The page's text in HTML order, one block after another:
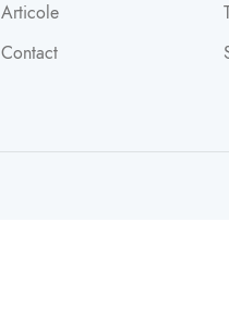
Articole
Contact